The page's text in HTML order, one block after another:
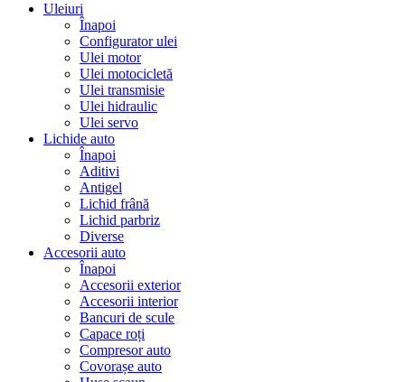
Uleiuri
Înapoi
Configurator ulei
Ulei motor
Ulei motocicletă
Ulei transmisie
Ulei hidraulic
Ulei servo
Lichide auto
Înapoi
Aditivi
Antigel
Lichid frână
Lichid parbriz
Diverse
Accesorii auto
Înapoi
Accesorii exterior
Accesorii interior
Bancuri de scule
Capace roți
Compresor auto
Covorașe auto